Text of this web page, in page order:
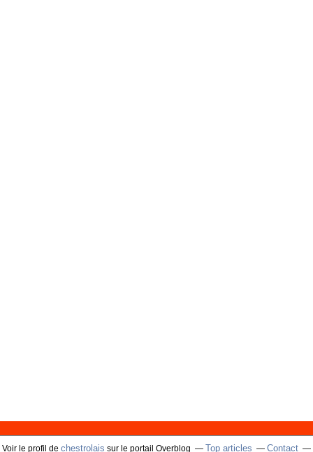
Voir le profil de chestrolais sur le portail Overblog Top articles Contact